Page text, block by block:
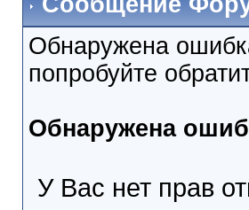
Обнаружена
попробуйте
Обнаружена
У Вас нет прав